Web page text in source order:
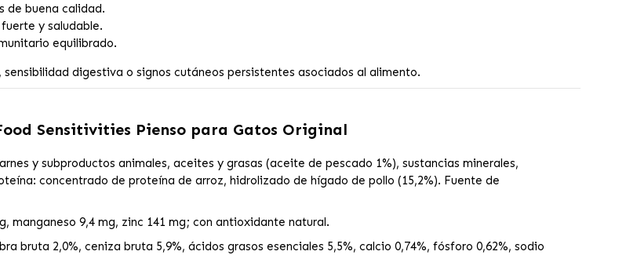
de buena calidad.
y saludable.
equilibrado.
digestiva o signos cutáneos persistentes asociados al alimento.
Sensitivities Pienso para Gatos Original
y subproductos animales, aceites y grasas (aceite de pescado 1%), sustancias minerales,
concentrado de proteína de arroz, hidrolizado de hígado de pollo (15,2%). Fuente de
manganeso 9,4 mg, zinc 141 mg; con antioxidante natural.
bruta 2,0%, ceniza bruta 5,9%, ácidos grasos esenciales 5,5%, calcio 0,74%, fósforo 0,62%, sodio